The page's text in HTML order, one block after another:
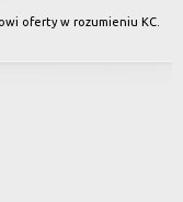
oferty w rozumieniu KC.